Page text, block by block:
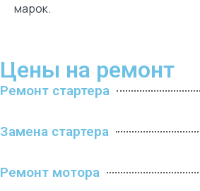
марок.
Цены на ремонт
Ремонт стартера
Замена стартера
Ремонт мотора